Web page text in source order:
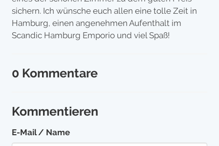
sichern. Ich wünsche euch allen eine tolle Zeit in
Hamburg, einen angenehmen Aufenthalt im
Scandic Hamburg Emporio und viel Spaß!
0 Kommentare
Kommentieren
E-Mail / Name